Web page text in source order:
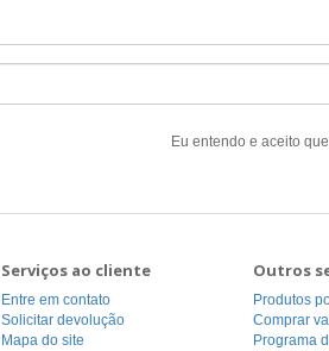
Eu entendo e aceito
Serviços ao cliente
Entre em contato
Solicitar devolução
Mapa do site
Outros
Produtos
Comprar
Programa